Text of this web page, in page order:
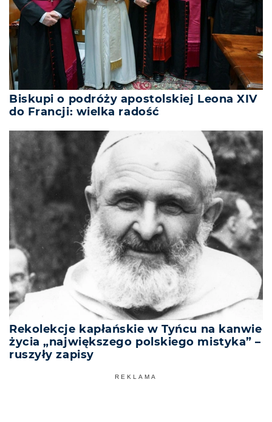
Biskupi o podróży apostolskiej Leona XIV
do Francji: wielka radość
Rekolekcje kapłańskie w Tyńcu na kanwie
życia „największego polskiego mistyka” –
ruszyły zapisy
REKLAMA